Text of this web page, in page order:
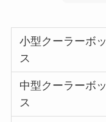
小型クーラーボ
ス
中型クーラーボ
ス